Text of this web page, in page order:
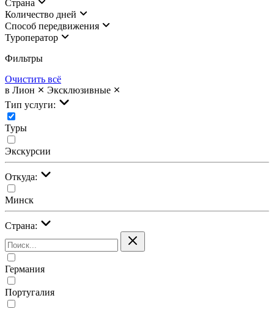
Страна
Количество дней
Cпособ передвижения
Туроператор
Фильтры
Очистить всё
в Лион
Эксклюзивные
Тип услуги:
Туры
Экскурсии
Откуда:
Минск
Страна:
Германия
Португалия